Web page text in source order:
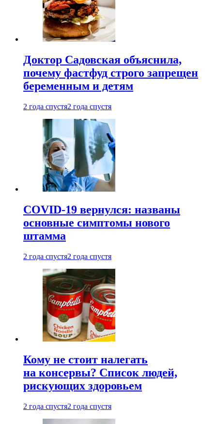
Доктор Садовская объяснила,
почему фастфуд строго запрещен
беременным и детям
2 года спустя2 года спустя
COVID-19 вернулся: названы
основные симптомы нового
штамма
2 года спустя2 года спустя
Кому не стоит налегать
на консервы? Список людей,
рискующих здоровьем
2 года спустя2 года спустя